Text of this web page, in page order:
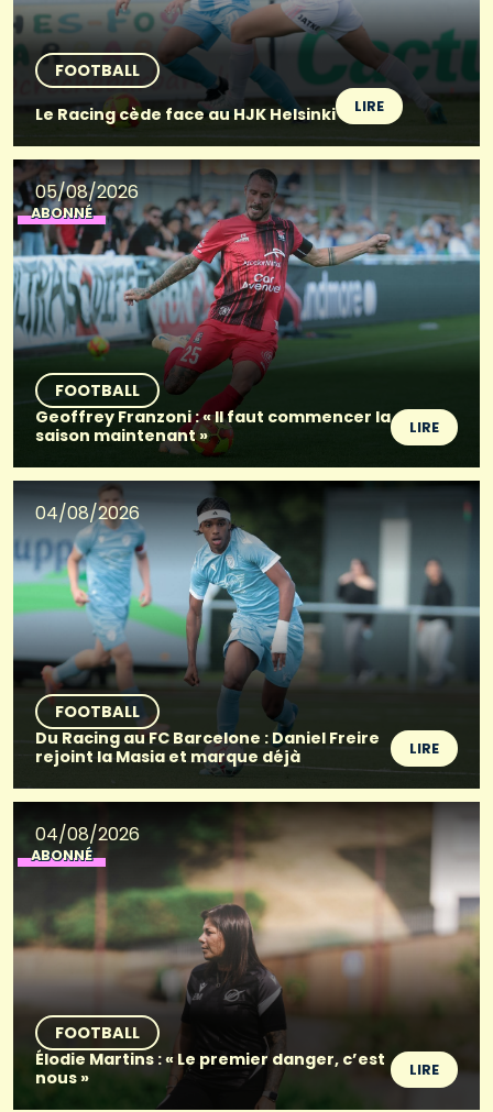
FOOTBALL
Le Racing cède face au HJK Helsinki
LIRE
05/08/2026
ABONNÉ
FOOTBALL
Geoffrey Franzoni : « Il faut commencer la
saison maintenant »
LIRE
04/08/2026
FOOTBALL
Du Racing au FC Barcelone : Daniel Freire
rejoint la Masia et marque déjà
LIRE
04/08/2026
ABONNÉ
FOOTBALL
Élodie Martins : « Le premier danger, c’est
nous »
LIRE